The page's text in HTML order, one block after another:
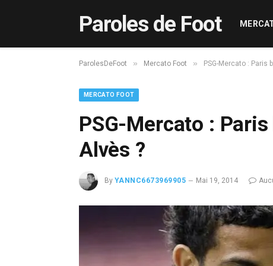
Paroles de Foot
ParolesDeFoot » Mercato Foot » PSG-Mercato : Paris
MERCATO FOOT
PSG-Mercato :
Alvès ?
By YANNC6673969905 Mai 19, 2014